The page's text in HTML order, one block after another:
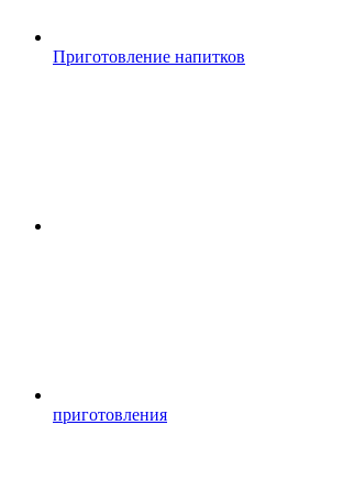
Приготовление напитков
приготовления